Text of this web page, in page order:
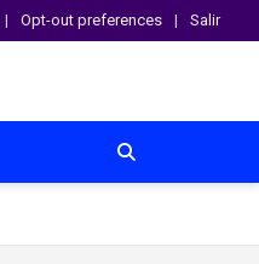
Opt-out preferences Salir